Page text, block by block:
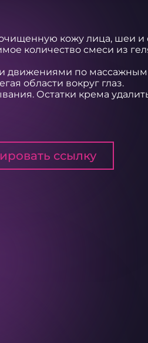
кожу лица, шеи и
количество смеси из
движениями по
области вокруг глаз.
Остатки крема
ссылку